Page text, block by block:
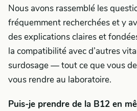
Nous avons rassemblé les
fréquemment recherchées et y
des explications claires et
la compatibilité avec d’autres
surdosage — tout ce que vous
vous rendre au laboratoire.
Puis-je prendre de la B12 en